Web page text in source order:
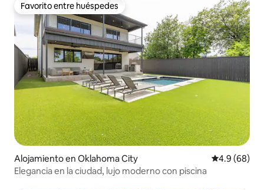
Favorito entre huéspedes
Favorito entre huéspedes
Alojamiento en Oklahoma City Calificación
4.9 (68)
Elegancia en la ciudad, lujo moderno con piscina